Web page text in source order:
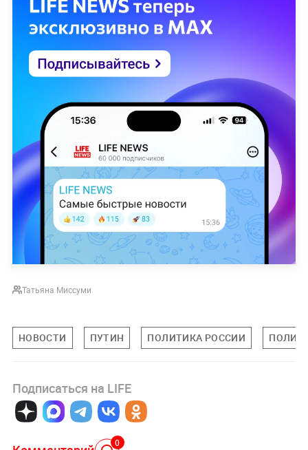
Татьяна Миссуми
НОВОСТИ ПУТИН ПОЛИТИКА РОССИИ
Подписаться на LIFE
0